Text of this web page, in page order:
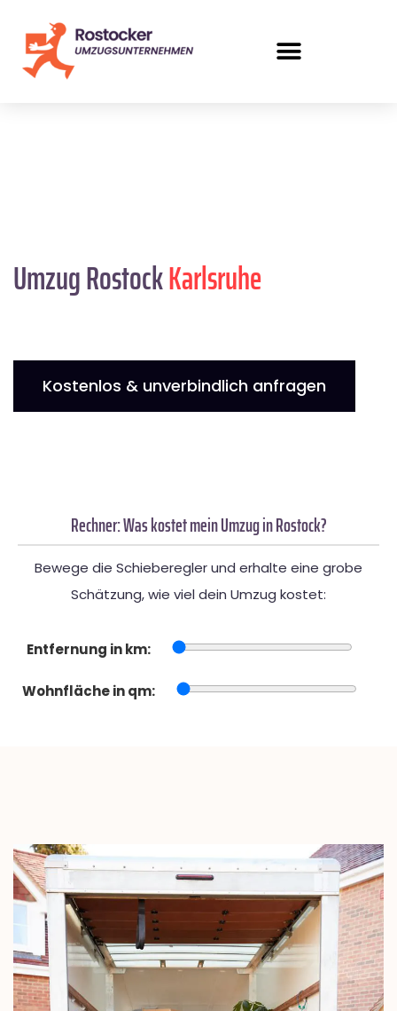
Umzug RostockKarlsruhe
Kostenlos & unverbindlich anfragen
Rechner: Was kostet mein Umzug in Rostock?
Bewege die Schieberegler und erhalte eine grobe
Schätzung, wie viel dein Umzug kostet:
Entfernung in km:
Wohnfläche in qm: